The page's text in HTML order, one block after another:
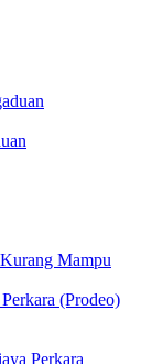
Mampu
(Prodeo)
Perkara